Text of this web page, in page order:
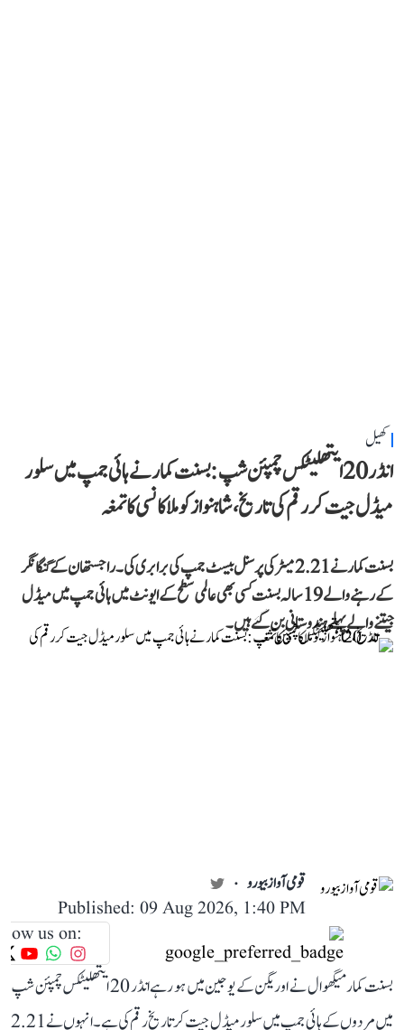
کھیل
انڈر 20 ایتھلیٹکس چمپئن شپ: بسنت کمار نے ہائی جمپ میں سلور
میڈل جیت کر رقم کی تاریخ، شاہنواز کو ملا کانسی کا تمغہ
بسنت کمار نے 2.21 میٹر کی پرسنل بیسٹ جمپ کی برابری کی۔ راجستھان کے گنگا نگر
کے رہنے والے 19 سالہ بسنت کسی بھی عالمی سطح کے ایونٹ میں ہائی جمپ میں میڈل
جیتنے والے پہلے ہندوستانی بن گئے ہیں۔
قومی آواز بیورو
Published: 09 Aug 2026, 1:40 PM
us on:
بسنت کمار میگھوال نے اوریگن کے یوجین میں ہو رہے انڈر 20 ایتھلیٹکس چمپئن شپ
میں مردوں کے ہائی جمپ میں سلور میڈل جیت کر تاریخ رقم کی ہے۔ انہوں نے 2.21